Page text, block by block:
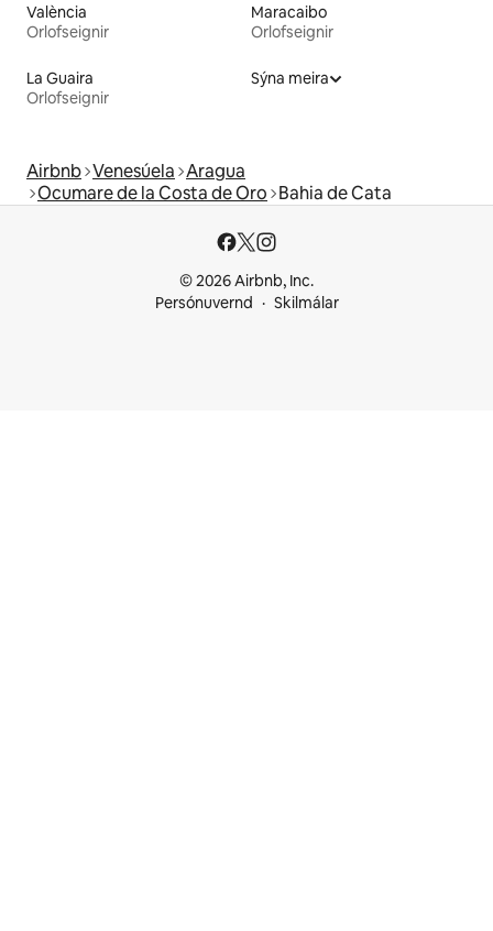
València
Orlofseignir
Maracaibo
Orlofseignir
La Guaira
Orlofseignir
Sýna meira
Airbnb Venesúela Aragua
Ocumare de la Costa de Oro Bahia de Cata
© 2026 Airbnb, Inc.
Persónuvernd
Skilmálar